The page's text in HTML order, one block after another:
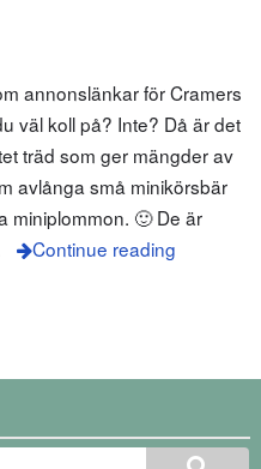
annonslänkar för Cramers
väl koll på? Inte? Då är det
träd som ger mängder av
avlånga små minikörsbär
miniplommon. 🙂 De är
Continue reading